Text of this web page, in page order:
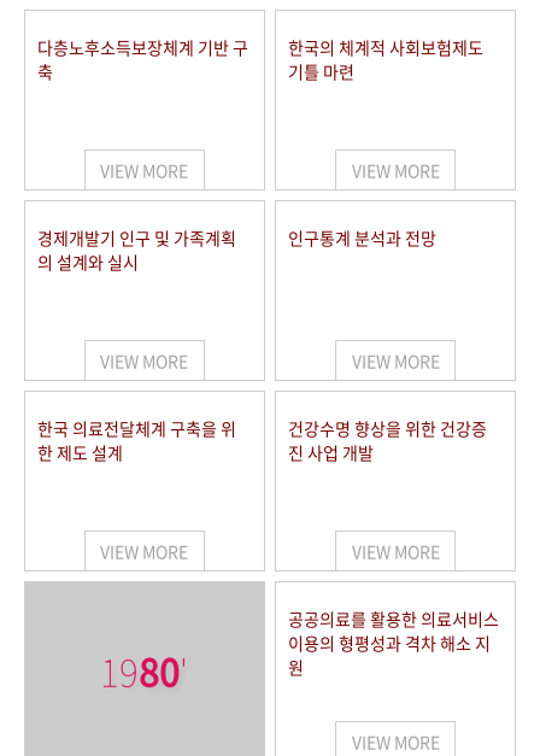
VR 역사관
다층노후소득보장체계 기반 구
축
VIEW MORE
한국의 체계적 사회보험제도
기틀 마련
VIEW MORE
경제개발기 인구 및 가족계획
의 설계와 실시
VIEW MORE
인구통계 분석과 전망
VIEW MORE
한국 의료전달체계 구축을 위
한 제도 설계
VIEW MORE
건강수명 향상을 위한 건강증
진 사업 개발
VIEW MORE
1980'
공공의료를 활용한 의료서비스
이용의 형평성과 격차 해소 지
원
VIEW MORE